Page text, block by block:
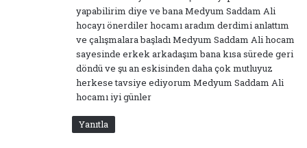
yapabilirim diye ve bana Medyum Saddam Ali
hocayı önerdiler hocamı aradım derdimi anlattım
ve çalışmalara başladı Medyum Saddam Ali hocam
sayesinde erkek arkadaşım bana kısa sürede geri
döndü ve şu an eskisinden daha çok mutluyuz
herkese tavsiye ediyorum Medyum Saddam Ali
hocamı iyi günler
Yanıtla